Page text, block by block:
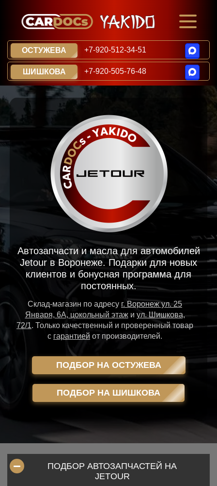
ОСТУЖЕВА +7-920-512-34-51
ШИШКОВА +7-920-505-76-48
Автозапчасти и масла для автомобилей
Jetour в Воронеже. Подарки для новых
клиентов и бонусная программа для
постоянных.
Склад-магазин по адресу г. Воронеж ул. 25
Января, 6А, цокольный этажи ул. Шишкова,
72/1. Только качественный и проверенный товар
с гарантией от производителей.
ПОДБОР НА ОСТУЖЕВА
ПОДБОР НА ШИШКОВА
ПОДБОР АВТОЗАПЧАСТЕЙ НА
JETOUR